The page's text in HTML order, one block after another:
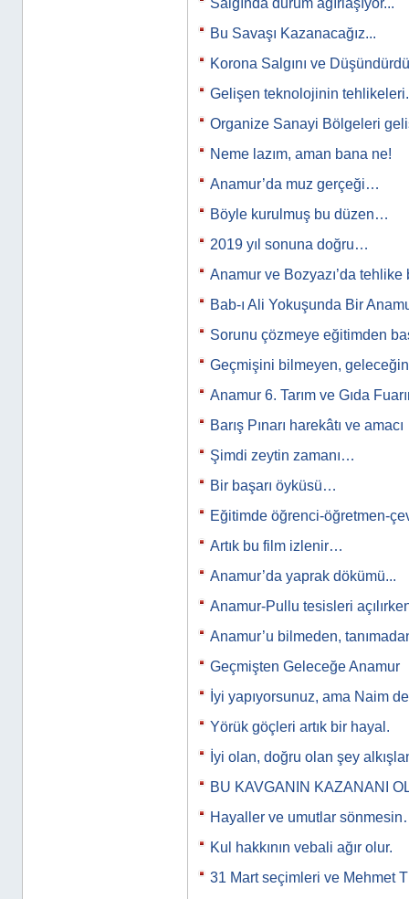
Salgında durum ağırlaşıyor...
Bu Savaşı Kazanacağız...
Korona Salgını ve
Gelişen teknolojinin
Organize Sanayi Bölgeleri
Neme lazım, aman bana ne!
Anamur’da muz gerçeği…
Böyle kurulmuş bu düzen…
2019 yıl sonuna doğru…
Anamur ve Bozyazı’da
Bab-ı Ali Yokuşunda Bir
Sorunu çözmeye eğitimden
Geçmişini bilmeyen,
Anamur 6. Tarım ve Gıda
Barış Pınarı harekâtı ve
Şimdi zeytin zamanı…
Bir başarı öyküsü…
Eğitimde öğrenci-öğretmen-
Artık bu film izlenir…
Anamur’da yaprak dökümü...
Anamur-Pullu tesisleri
Anamur’u bilmeden,
Geçmişten Geleceğe Anamur
İyi yapıyorsunuz, ama Naim
Yörük göçleri artık bir hayal.
İyi olan, doğru olan şey
BU KAVGANIN KAZANANI
Hayaller ve umutlar
Kul hakkının vebali ağır olur.
31 Mart seçimleri ve Mehmet